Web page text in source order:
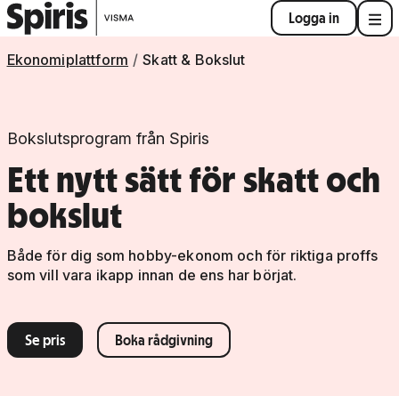
Logga in
Ekonomiplattform Skatt & Bokslut
Bokslutsprogram från Spiris
Ett nytt sätt för skatt och
bokslut
Både för dig som hobby-ekonom och för riktiga proffs
som vill vara ikapp innan de ens har börjat.
Se pris Boka rådgivning